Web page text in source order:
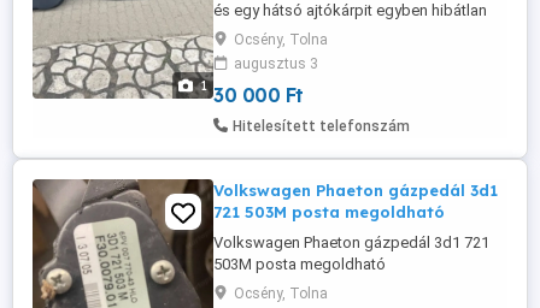
1
és egy hátsó ajtókárpit egyben hibátlan
csak takarítani kell egyben posta
megoldható
Ocsény, Tolna
augusztus 3
30 000 Ft
Hitelesített telefonszám
Volkswagen Phaeton gázpedál 3d1
721 503M posta megoldható
Volkswagen Phaeton gázpedál 3d1 721
503M posta megoldható
Ocsény, Tolna